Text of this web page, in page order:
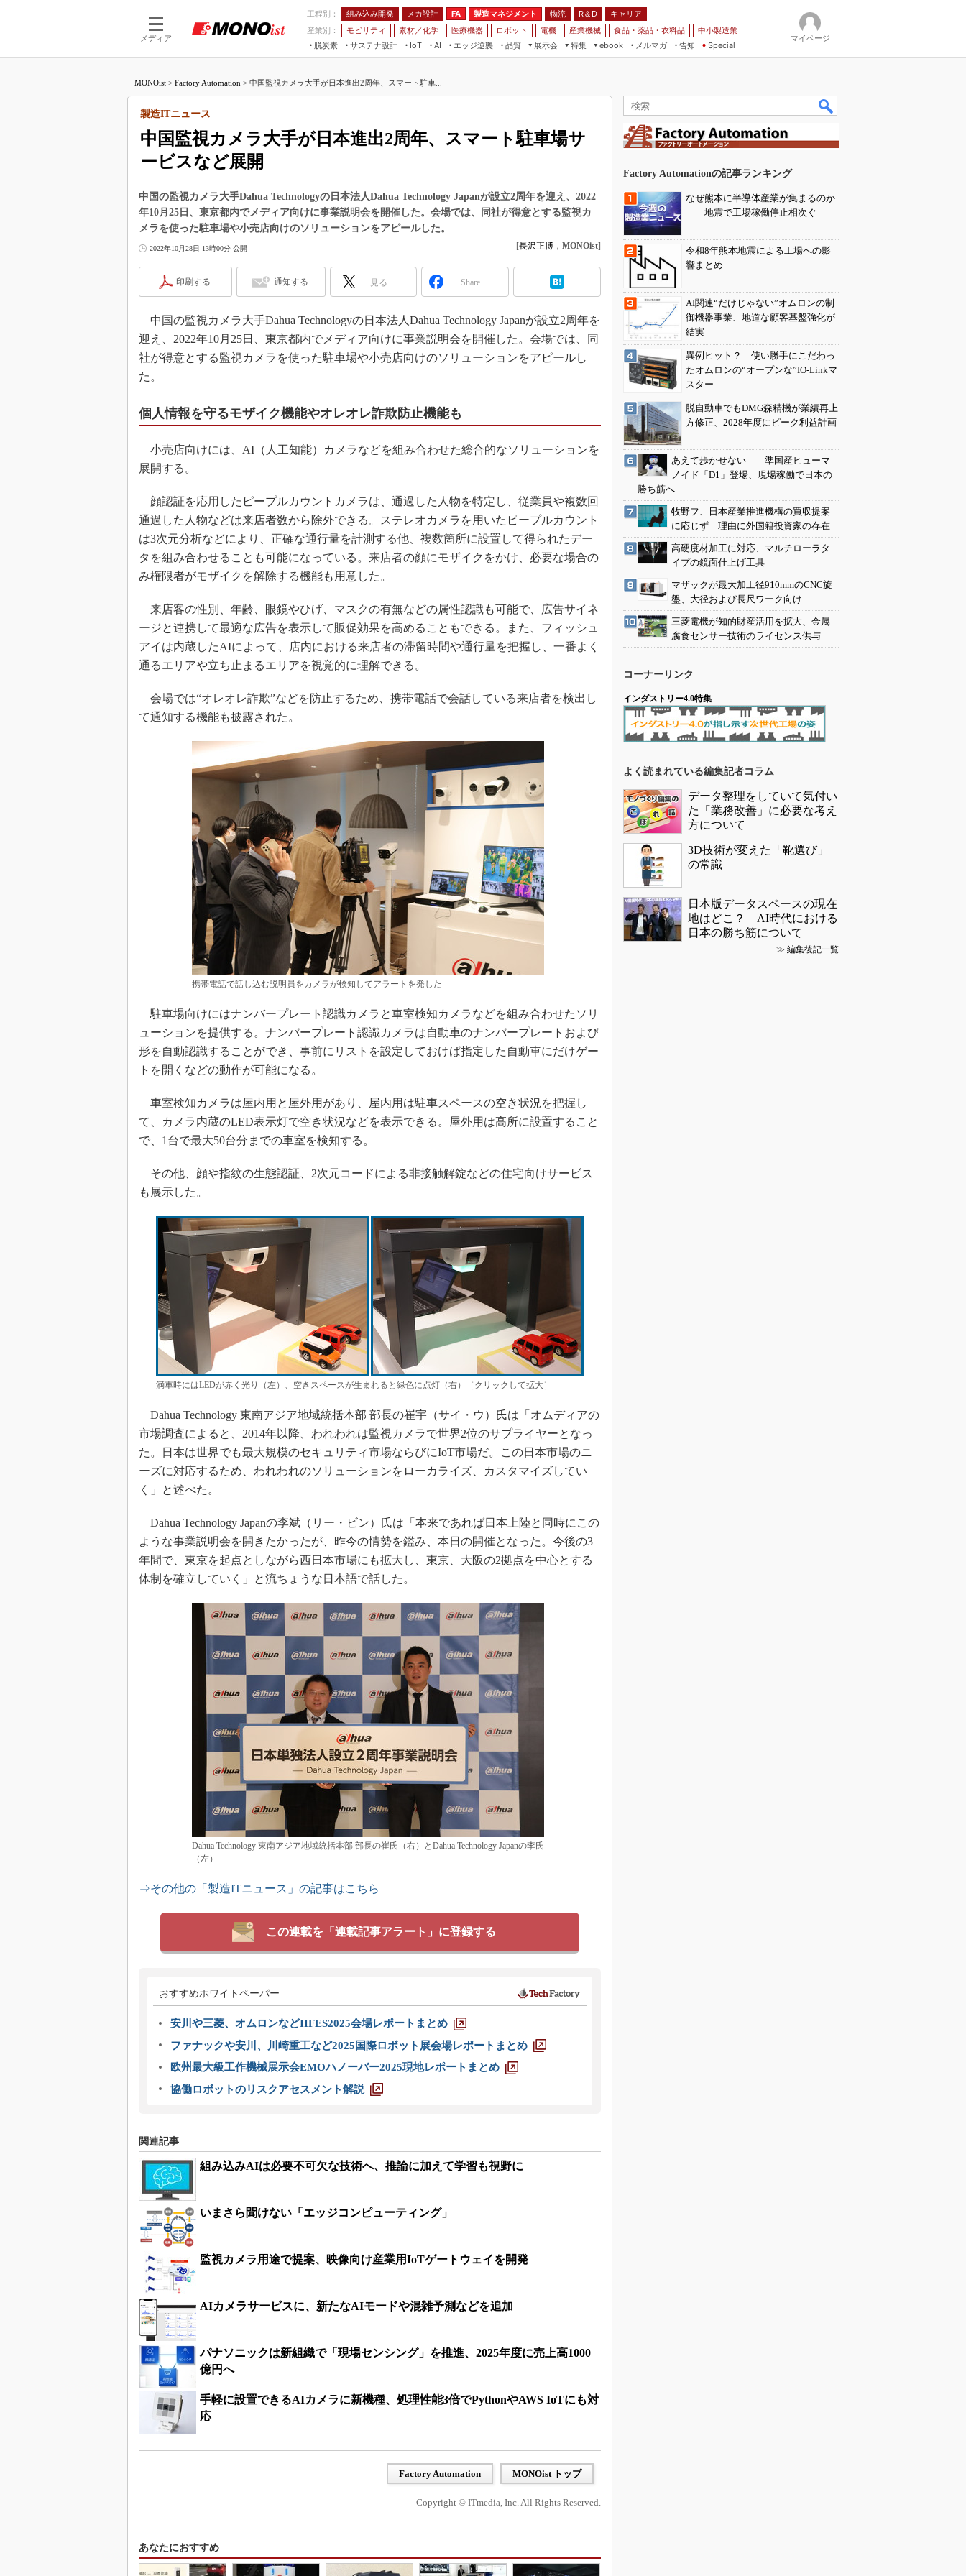
メディア
工程別： 組み込み開発 メカ設計 FA 製造マネジメント 物流 R＆D
キャリア
産業別：
モビリティ 素材／化学 医療機器 ロボット 電機 産業機械 食品・薬品・衣料品
中小製造業
脱炭素
サステナ設計
IoT
つながる工場
AI
AI×設備保全
エッジ逆襲 品質
展示会
JIMTOF
IIFES
TECHNO-FRONTIER
人テク展
EdgeTech+
日本ものづくりワールド
AUTOMOTIVE WORLD
産業オープンネット展
特集
つながるクルマ
組み込み画像技術
組み込みモデリング
ISO26262
3Dプリンタ
イノベーション
知財マネジメント
海外生産
ebook
メルマガ
告知 Special
マイページ
MONOist > Factory Automation > 中国監視カメラ大手が日本進出2周年、スマート駐車...
中国監視カメラ大手が日本進出2周年、スマート駐車場サ
ービスなど展開
製造ITニュース
中国の監視カメラ大手Dahua Technologyの日本法人Dahua Technology Japanが設立2周年を迎え、2022
年10月25日、東京都内でメディア向けに事業説明会を開催した。会場では、同社が得意とする監視カ
メラを使った駐車場や小売店向けのソリューションをアピールした。
2022年10月28日 13時00分 公開 [長沢正博 ， MONOist]
印刷する 通知する 見る Share
中国の監視カメラ大手Dahua Technologyの日本法人Dahua Technology Japanが設立2周年を
迎え、2022年10月25日、東京都内でメディア向けに事業説明会を開催した。会場では、同
社が得意とする監視カメラを使った駐車場や小売店向けのソリューションをアピールし
た。
個人情報を守るモザイク機能やオレオレ詐欺防止機能も
小売店向けには、AI（人工知能）カメラなどを組み合わせた総合的なソリューションを
展開する。
顔認証を応用したピープルカウントカメラは、通過した人物を特定し、従業員や複数回
通過した人物などは来店者数から除外できる。ステレオカメラを用いたピープルカウント
は3次元分析などにより、正確な通行量を計測する他、複数箇所に設置して得られたデー
タを組み合わせることも可能になっている。来店者の顔にモザイクをかけ、必要な場合の
み権限者がモザイクを解除する機能も用意した。
来店客の性別、年齢、眼鏡やひげ、マスクの有無などの属性認識も可能で、広告サイネ
ージと連携して最適な広告を表示して販促効果を高めることもできる。また、フィッシュ
アイは内蔵したAIによって、店内における来店者の滞留時間や通行量を把握し、一番よく
通るエリアや立ち止まるエリアを視覚的に理解できる。
会場では“オレオレ詐欺”などを防止するため、携帯電話で会話している来店者を検出し
て通知する機能も披露された。
携帯電話で話し込む説明員をカメラが検知してアラートを発した
駐車場向けにはナンバープレート認識カメラと車室検知カメラなどを組み合わせたソリ
ューションを提供する。ナンバープレート認識カメラは自動車のナンバープレートおよび
形を自動認識することができ、事前にリストを設定しておけば指定した自動車にだけゲー
トを開くなどの動作が可能になる。
車室検知カメラは屋内用と屋外用があり、屋内用は駐車スペースの空き状況を把握し
て、カメラ内蔵のLED表示灯で空き状況などを表示できる。屋外用は高所に設置すること
で、1台で最大50台分までの車室を検知する。
その他、顔や指紋の生態認証、2次元コードによる非接触解錠などの住宅向けサービス
も展示した。
満車時にはLEDが赤く光り（左）、空きスペースが生まれると緑色に点灯（右）［クリックして拡大］
Dahua Technology 東南アジア地域統括本部 部長の崔宇（サイ・ウ）氏は「オムディアの
市場調査によると、2014年以降、われわれは監視カメラで世界2位のサプライヤーとなっ
た。日本は世界でも最大規模のセキュリティ市場ならびにIoT市場だ。この日本市場のニ
ーズに対応するため、われわれのソリューションをローカライズ、カスタマイズしてい
く」と述べた。
Dahua Technology Japanの李斌（リー・ビン）氏は「本来であれば日本上陸と同時にこの
ような事業説明会を開きたかったが、昨今の情勢を鑑み、本日の開催となった。今後の3
年間で、東京を起点としながら西日本市場にも拡大し、東京、大阪の2拠点を中心とする
体制を確立していく」と流ちょうな日本語で話した。
Dahua Technology 東南アジア地域統括本部 部長の崔氏（右）とDahua Technology Japanの李氏
（左）
⇒その他の「製造ITニュース」の記事はこちら
この連載を「連載記事アラート」に登録する
おすすめホワイトペーパー
安川や三菱、オムロンなどIIFES2025会場レポートまとめ
ファナックや安川、川崎重工など2025国際ロボット展会場レポートまとめ
欧州最大級工作機械展示会EMOハノーバー2025現地レポートまとめ
協働ロボットのリスクアセスメント解説
関連記事
組み込みAIは必要不可欠な技術へ、推論に加えて学習も視野に
いまさら聞けない「エッジコンピューティング」
監視カメラ用途で提案、映像向け産業用IoTゲートウェイを開発
AIカメラサービスに、新たなAIモードや混雑予測などを追加
パナソニックは新組織で「現場センシング」を推進、2025年度に売上高1000
億円へ
手軽に設置できるAIカメラに新機種、処理性能3倍でPythonやAWS IoTにも対
応
Factory Automation MONOist トップ
Copyright © ITmedia, Inc. All Rights Reserved.
あなたにおすすめ
Factory Automationの記事ランキング
なぜ熊本に半導体産業が集まるのか
――地震で工場稼働停止相次ぐ
令和8年熊本地震による工場への影
響まとめ
AI関連“だけじゃない”オムロンの制
御機器事業、地道な顧客基盤強化が
結実
異例ヒット？ 使い勝手にこだわっ
たオムロンの“オープンな”IO-Linkマ
スター
脱自動車でもDMG森精機が業績再上
方修正、2028年度にピーク利益計画
あえて歩かせない――準国産ヒューマ
ノイド「D1」登場、現場稼働で日本の
勝ち筋へ
牧野フ、日本産業推進機構の買収提案
に応じず 理由に外国籍投資家の存在
高硬度材加工に対応、マルチローラタ
イプの鏡面仕上げ工具
マザックが最大加工径910mmのCNC旋
盤、大径および長尺ワーク向け
三菱電機が知的財産活用を拡大、金属
腐食センサー技術のライセンス供与
コーナーリンク
インダストリー4.0特集
よく読まれている編集記者コラム
データ整理をしていて気付い
た「業務改善」に必要な考え
方について
3D技術が変えた「靴選び」
の常識
日本版データスペースの現在
地はどこ？ AI時代における
日本の勝ち筋について
≫ 編集後記一覧